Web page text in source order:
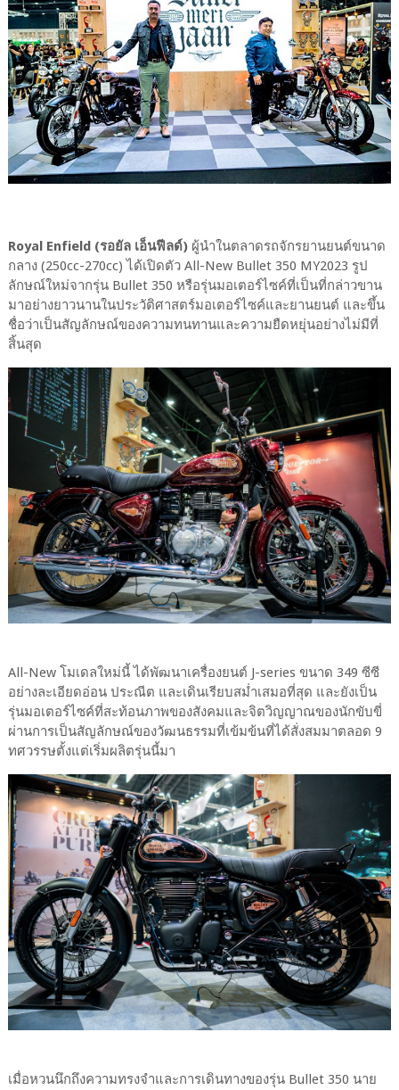
Royal Enfield (รอยัล เอ็นฟีลด์) ผู้นำในตลาดรถจักรยานยนต์ขนาด
กลาง (250cc-270cc) ได้เปิดตัว All-New Bullet 350 MY2023 รูป
ลักษณ์ใหม่จากรุ่น Bullet 350 หรือรุ่นมอเตอร์ไซค์ที่เป็นที่กล่าวขาน
มาอย่างยาวนานในประวัติศาสตร์มอเตอร์ไซค์และยานยนต์ และขึ้น
ชื่อว่าเป็นสัญลักษณ์ของความทนทานและความยืดหยุ่นอย่างไม่มีที่
สิ้นสุด
All-New โมเดลใหม่นี้ ได้พัฒนาเครื่องยนต์ J-series ขนาด 349 ซีซี
อย่างละเอียดอ่อน ประณีต และเดินเรียบสม่ำเสมอที่สุด และยังเป็น
รุ่นมอเตอร์ไซค์ที่สะท้อนภาพของสังคมและจิตวิญญาณของนักขับขี่
ผ่านการเป็นสัญลักษณ์ของวัฒนธรรมที่เข้มข้นที่ได้สั่งสมมาตลอด 9
ทศวรรษตั้งแต่เริ่มผลิตรุ่นนี้มา
เมื่อหวนนึกถึงความทรงจำและการเดินทางของรุ่น Bullet 350 นาย